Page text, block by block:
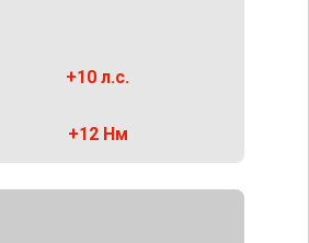
+10 л.с.
+12 Нм